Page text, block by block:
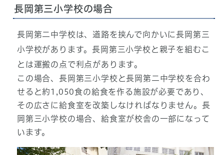
長岡第三小学校の場合
長岡第二中学校は、道路を挟んで向かいに長岡第三
小学校があります。長岡第三小学校と親子を組むこ
とは運搬の点で利点があります。
この場合、長岡第三小学校と長岡第二中学校を合わ
せると約1,050食の給食を作る施設が必要であり、
その広さに給食室を改築しなければなりません。長
岡第三小学校の場合、給食室が校舎の一部になって
います。